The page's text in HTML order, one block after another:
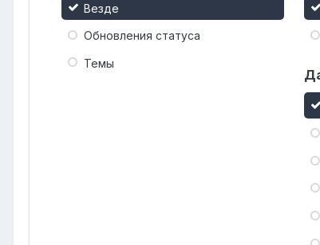
Везде
Обновления статуса
Темы